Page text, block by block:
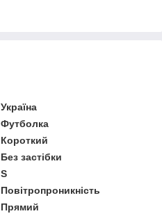
Україна
Футболка
Короткий
Без застібки
S
Повітропроникність
Прямий